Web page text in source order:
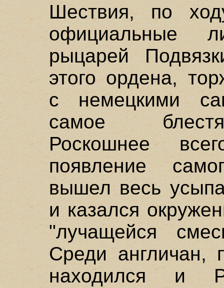
Шествия, по
официальные
рыцарей
этого ордена,
с немецкими
самое
Роскошнее
появление
вышел весь
и казался
"лучащейся
Среди англичан,
находился и